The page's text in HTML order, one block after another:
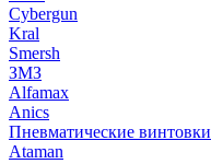
Cybergun
Kral
Smersh
ЗМЗ
Alfamax
Anics
Пневматические винтовки
Ataman